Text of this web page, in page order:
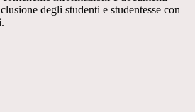
degli studenti e studentesse con